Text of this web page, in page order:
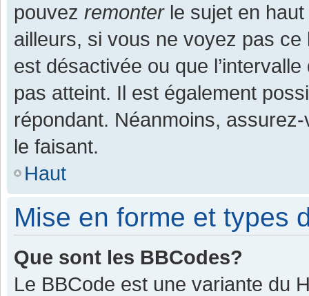
pouvez remonterle sujet en haut
ailleurs, si vous ne voyez pas
est désactivée ou que
pas atteint. Il est également
répondant. Néanmoins,
le faisant.
Haut
Mise en forme et types
Que sont les BBCodes?
Le BBCode est une variante du